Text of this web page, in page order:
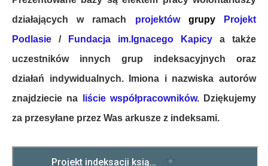
działających w ramach projektów grupy
Projekt
Podlasie / Fundacja im.Ignacego Kapicy a także
uczestników innych grup indeksacyjnych oraz
działań indywidualnych. Imiona i nazwiska autorów
znajdziecie na
liście współpracowników. Dziękujemy
za przesyłane przez Was arkusze z indeksami.